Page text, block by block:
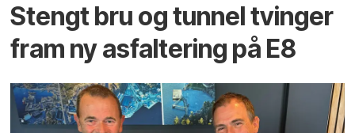
Stengt bru og tunnel tvinger
fram ny asfaltering på E8